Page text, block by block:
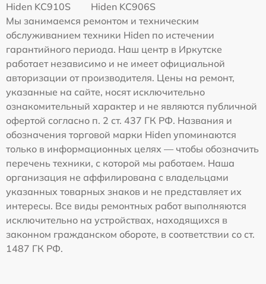
Hiden KC910S
Hiden KC906S
Мы занимаемся ремонтом и техническим
обслуживанием техники Hiden по истечении
гарантийного периода. Наш центр в Иркутске
работает независимо и не имеет официальной
авторизации от производителя. Цены на ремонт,
указанные на сайте, носят исключительно
ознакомительный характер и не являются публичной
офертой согласно п. 2 ст. 437 ГК РФ. Названия и
обозначения торговой марки Hiden упоминаются
только в информационных целях — чтобы обозначить
перечень техники, с которой мы работаем. Наша
организация не аффилирована с владельцами
указанных товарных знаков и не представляет их
интересы. Все виды ремонтных работ выполняются
исключительно на устройствах, находящихся в
законном гражданском обороте, в соответствии со ст.
1487 ГК РФ.